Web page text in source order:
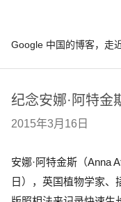
Google 中国的博客，走
纪念安娜·阿特金
2015年3月16日
安娜·阿特金斯（Anna
日）
， 英国植物学家、